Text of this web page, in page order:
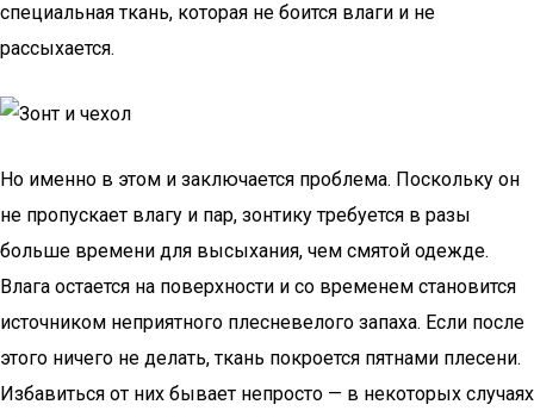
специальная ткань, которая не боится влаги и не
рассыхается.
Но именно в этом и заключается проблема. Поскольку он
не пропускает влагу и пар, зонтику требуется в разы
больше времени для высыхания, чем смятой одежде.
Влага остается на поверхности и со временем становится
источником неприятного плесневелого запаха. Если после
этого ничего не делать, ткань покроется пятнами плесени.
Избавиться от них бывает непросто — в некоторых случаях